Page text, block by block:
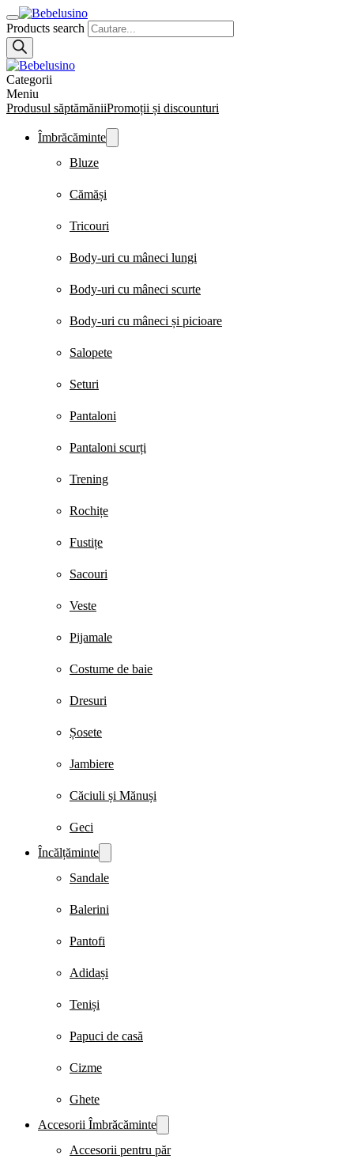
Products search
Categorii
Meniu
Produsul săptămăniiPromoții și discounturi
Îmbrăcăminte
Bluze
Cămăși
Tricouri
Body-uri cu mâneci lungi
Body-uri cu mâneci scurte
Body-uri cu mâneci și picioare
Salopete
Seturi
Pantaloni
Pantaloni scurți
Trening
Rochițe
Fustițe
Sacouri
Veste
Pijamale
Costume de baie
Dresuri
Șosete
Jambiere
Căciuli și Mănuși
Geci
Încălțăminte
Sandale
Balerini
Pantofi
Adidași
Teniși
Papuci de casă
Cizme
Ghete
Accesorii Îmbrăcăminte
Accesorii pentru păr